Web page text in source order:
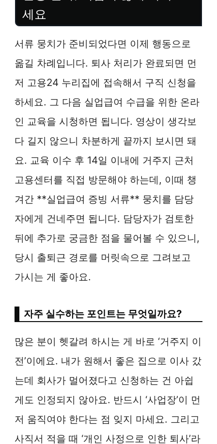
세요
서류 뭉치가 준비되었다면 이제 행동으로
옮길 차례입니다. 퇴사 처리가 완료되면 먼
저 고용24 누리집에 접속해서 구직 신청을
하세요. 그 다음 실업급여 수급을 위한 온라
인 교육을 시청하면 됩니다. 영상이 생각보
다 길지 않으니 차분하게 끝까지 보시면 돼
요. 교육 이수 후 14일 이내에 거주지 근처
고용센터를 직접 방문해야 하는데, 이때 챙
겨간 **실업급여 증빙 서류** 뭉치를 담당
자에게 건네주면 됩니다. 담당자가 검토한
뒤에 추가로 궁금한 점을 물어볼 수 있으니,
당시 출퇴근 경로를 머릿속으로 그려보고
가시는 게 좋아요.
자주 실수하는 포인트는 무엇일까요?
많은 분이 헷갈려 하시는 게 바로 ‘거주지 이
전’이에요. 내가 원해서 좋은 집으로 이사 갔
는데 회사가 멀어졌다고 신청하는 건 아쉽
게도 인정되지 않아요. 반드시 ‘사업장’이 먼
저 움직여야 한다는 점 잊지 마세요. 그리고
사직서 적을 때 ‘개인 사정으로 인한 퇴사’라